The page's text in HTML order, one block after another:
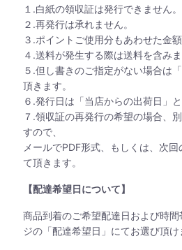
１.白紙の領収証は発行できません。
２.再発行は承れません。
３.ポイントご使用分もあわせた金
４.送料が発生する際は送料を含みま
５.但し書きのご指定がない場合は
頂きます。
６.発行日は「当店からの出荷日」
７.領収証の再発行の希望の場合、
すので、
メールでPDF形式、もしくは、次
て頂きます。
【配達希望日について】
商品到着のご希望配達日および時
ジの「配達希望日」にてお選び頂け